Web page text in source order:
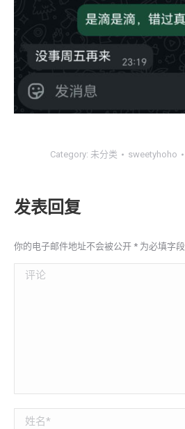
Category: 未分类 sweetyhoho
发表回复
你的电子邮件地址不会被公开 * 为必填字段
评论
姓名 *